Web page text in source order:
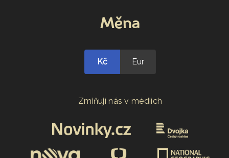
Měna
Kč Eur
Zmiňují nás v médiích